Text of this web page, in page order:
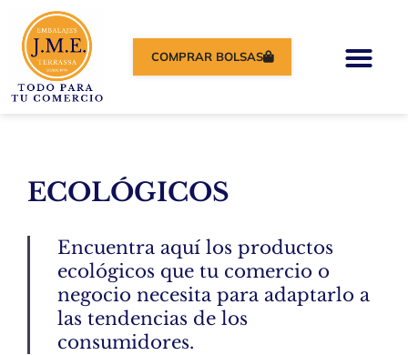
COMPRAR BOLSAS
ECOLÓGICOS
Encuentra aquí los productos
ecológicos que tu comercio o
negocio necesita para adaptarlo a
las tendencias de los
consumidores.